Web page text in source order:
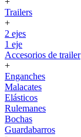
Trailers
+
2 ejes
1 eje
Accesorios de trailer
+
Enganches
Malacates
Elásticos
Rulemanes
Bochas
Guardabarros